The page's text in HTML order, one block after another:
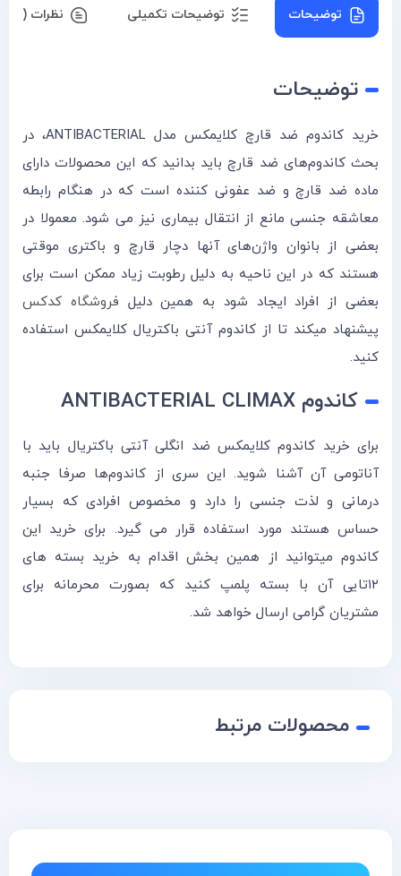
توضیحات توضیحات تکمیلی نظرات (۰)
توضیحات
خرید کاندوم ضد قارچ کلایمکس مدل ANTIBACTERIAL، در
بحث کاندوم‌های ضد قارچ باید بدانید که این محصولات دارای
ماده ضد قارچ و ضد عفونی کننده است که در هنگام رابطه
معاشقه جنسی مانع از انتقال بیماری نیز می شود. معمولا در
بعضی از بانوان واژن‌های آنها دچار قارچ و باکتری موقتی
هستند که در این ناحیه به دلیل رطوبت زیاد ممکن است برای
بعضی از افراد ایجاد شود به همین دلیل فروشگاه کدکس
پیشنهاد میکند تا از کاندوم آنتی باکتریال کلایمکس استفاده
کنید.
کاندوم ANTIBACTERIAL CLIMAX
برای خرید کاندوم کلایمکس ضد انگلی آنتی باکتریال باید با
آناتومی آن آشنا شوید. این سری از کاند‌‌وم‌ها صرفا جنبه
درمانی و لذت جنسی را دارد و مخصوص افرادی که بسیار
حساس هستند مورد استفاده قرار می گیرد. برای خرید این
کاندوم میتوانید از همین بخش اقدام به خرید بسته های
۱۲تایی آن با بسته پلمپ کنید که بصورت محرمانه برای
مشتریان گرامی ارسال خواهد شد.
محصولات مرتبط